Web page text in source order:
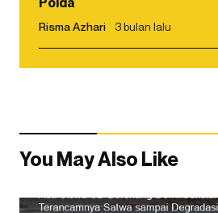
Risma Azhari 3 bulan lalu
You May Also Like